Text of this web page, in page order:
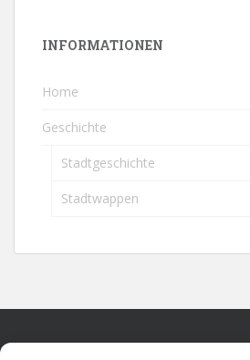
INFORMATIONEN
Home
Geschichte
Stadtgeschichte
Stadtwappen